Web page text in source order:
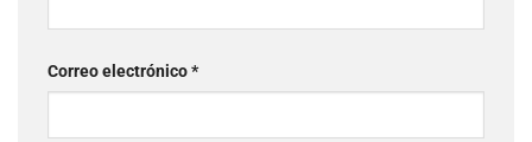
Correo electrónico*